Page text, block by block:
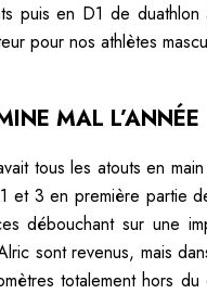
puis en D1 de
pour nos athlètes
MAL L’ANNÉE
tous les atouts en
et 3 en première partie
débouchant sur une
sont revenus, mais
totalement hors